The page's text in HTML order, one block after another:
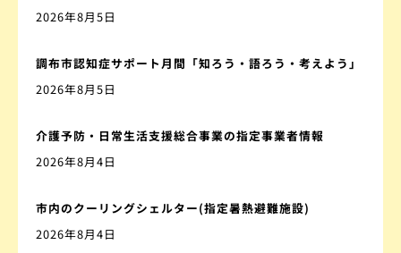
2026年8月5日
調布市認知症サポート月間「知ろう・語ろう・考えよう」
2026年8月5日
介護予防・日常生活支援総合事業の指定事業者情報
2026年8月4日
市内のクーリングシェルター(指定暑熱避難施設)
2026年8月4日